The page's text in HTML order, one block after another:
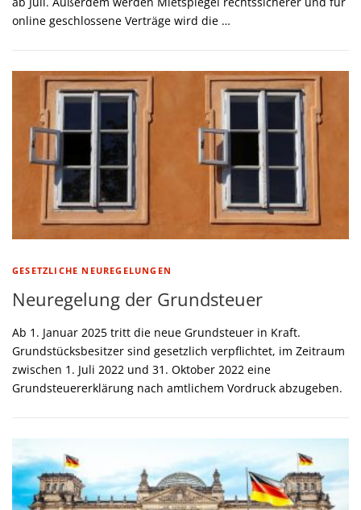
online geschlossene Verträge wird die …
GESETZLICHE NEUREGELUNGEN
Neuregelung der Grundsteuer
Ab 1. Januar 2025 tritt die neue Grundsteuer in Kraft.
Grundstücksbesitzer sind gesetzlich verpflichtet, im Zeitraum
zwischen 1. Juli 2022 und 31. Oktober 2022 eine
Grundsteuererklärung nach amtlichem Vordruck abzugeben.